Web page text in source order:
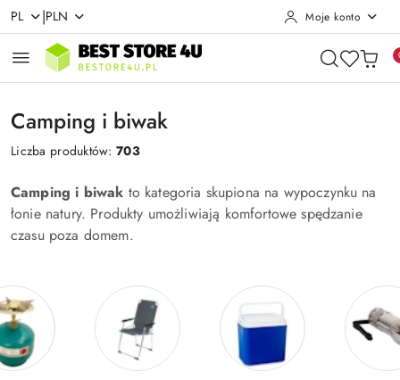
Przejdź do treści głównej
Przejdź do wyszukiwarki
Przejdź do moje konto
Przejdź do menu głównego
Przejdź do stopki
PL |PLN Moje konto
Camping i biwak
Liczba produktów:703
Camping i biwak to kategoria skupiona na wypoczynku na
łonie natury. Produkty umożliwiają komfortowe spędzanie
czasu poza domem.